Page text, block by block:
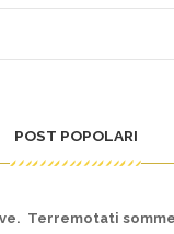
POST POPOLARI
Terremotati